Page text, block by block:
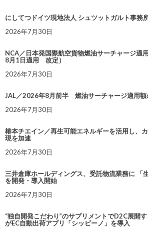
にしてつドイツ現地法人 シュツットガルト事務
2026年7月30日
NCA／日本発国際航空貨物燃油サーチャージ適
8月1日適用 改定）
2026年7月30日
JAL／2026年8月前半 燃油サーチャージ適用額
2026年7月30日
椿本チエイン／再生可能エネルギーを活用し、
現を加速
2026年7月30日
三井倉庫ホールディングス、受託物流業務に 「
を開発・導入開始
2026年7月30日
“独自開発こだわり”のサプリメントでD2C展開
がEC自動出荷アプリ「シッピーノ」を導入